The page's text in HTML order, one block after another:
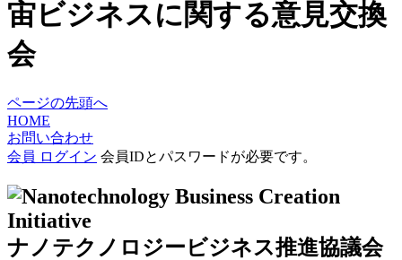
宙ビジネスに関する意見交換
会
ページの先頭へ
HOME
お問い合わせ
会員 ログイン 会員IDとパスワードが必要です。
ナノテクノロジービジネス推進協議会